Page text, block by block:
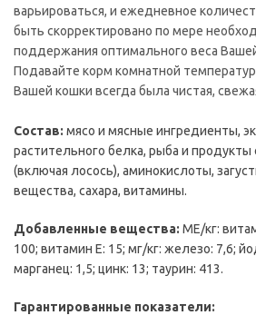
варьироваться, и ежедневное
быть скорректировано по мере
поддержания оптимального веса
Подавайте корм комнатной
Вашей кошки всегда была чистая,
Состав: мясо и мясные ингредиенты,
растительного белка, рыба и продукты
(включая лосось), аминокислоты,
вещества, сахара, витамины.
Добавленные вещества: МЕ/кг:
100; витамин E: 15; мг/кг: железо: 7,6;
марганец: 1,5; цинк: 13; таурин: 413.
Гарантированные показатели: